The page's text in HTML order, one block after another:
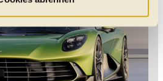
Sie uns Ihr Einverständnis
dass durch eine
nicht mehr alle
zur Verfügung stehen. Sie
jederzeit in unserer